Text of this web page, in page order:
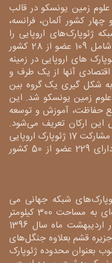
زمین یونسکو در قالب
کشور آلمان، فرانسه،
سال 2000 میلادی، شبکه ژئوپارک‌های اروپایی را
معرفی نمودند و در حال حاضر این شبکه شامل 109 عضو از 28 کشور
های اروپایی در زمینه
آنها از یک طرف و
شکل گیری یک گروه بین
زمین یونسکو شد. این
حفاظت، آموزش و توسعه
این ارکان تعریف می‌شود.
شبکه ژئوپارک های جهانی در سال 2004 با مشارکت 17 ژئوپارک اروپایی
و 8 ژئوپارک از چین پدید آمد و اکنون دارای 229 عضو از 50 کشور
شبکه جهانی می
باشد که در سال 1385 به عنوان محدوده‌ای به مساحت 300 کیلومتر
مربع از غرب جزیره قشم به ثبت رسید. در اردیبهشت ماه سال 1396
قشم بعلاوه جنگل‌های
بعنوان محدوده ژئوپارک